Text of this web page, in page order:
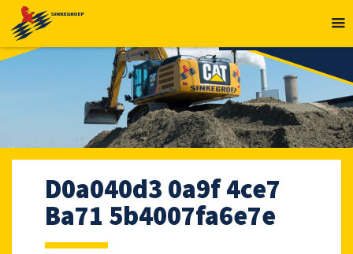
D0a040d3 0a9f 4ce7
Ba71 5b4007fa6e7e